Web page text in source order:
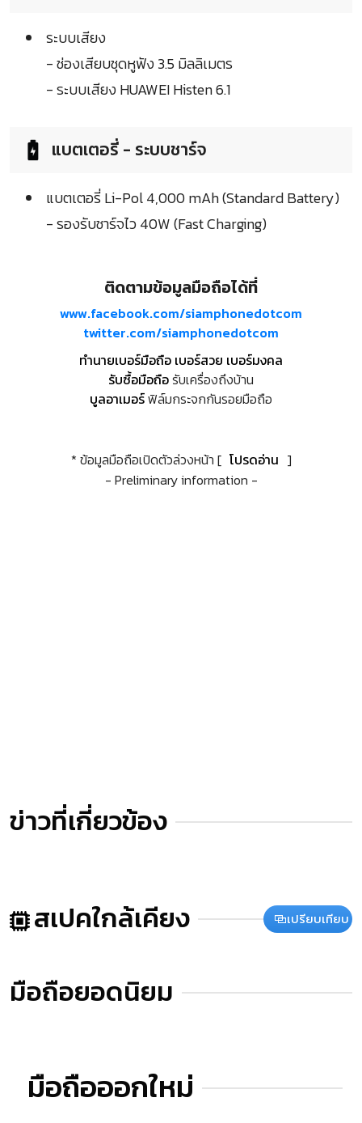
ระบบเสียง
- ช่องเสียบชุดหูฟัง 3.5 มิลลิเมตร
- ระบบเสียง HUAWEI Histen 6.1
แบตเตอรี่ - ระบบชาร์จ
แบตเตอรี่ Li-Pol 4,000 mAh (Standard Battery)
- รองรับชาร์จไว 40W (Fast Charging)
ติดตามข้อมูลมือถือได้ที่
www.facebook.com/siamphonedotcom
twitter.com/siamphonedotcom
ทำนายเบอร์มือถือ เบอร์สวย เบอร์มงคล
รับซื้อมือถือรับเครื่องถึงบ้าน
บูลอาเมอร์ฟิล์มกระจกกันรอยมือถือ
* ข้อมูลมือถือเปิดตัวล่วงหน้า [ โปรดอ่าน ]
- Preliminary information -
ข่าวที่เกี่ยวข้อง
สเปคใกล้เคียง เปรียบเทียบ
มือถือยอดนิยม
มือถือออกใหม่